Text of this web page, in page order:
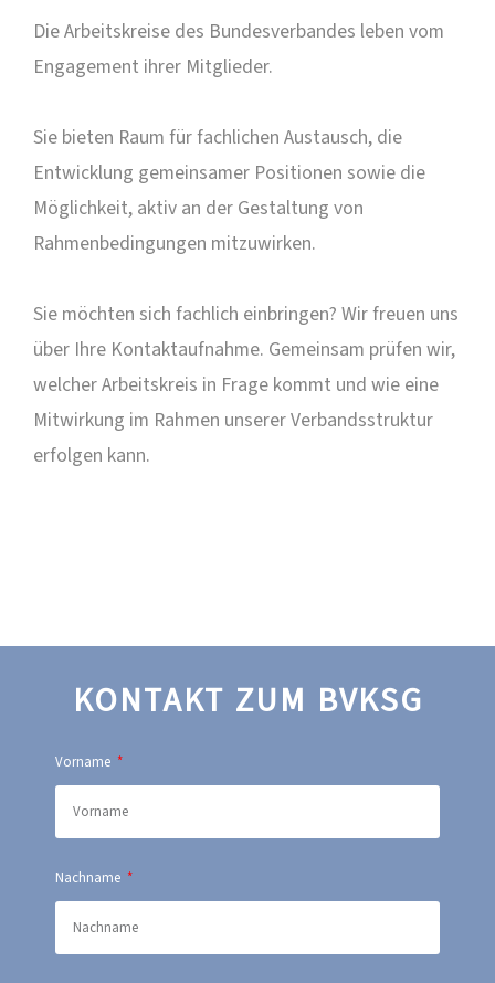
Die Arbeitskreise des Bundesverbandes leben vom
Engagement ihrer Mitglieder.
Sie bieten Raum für fachlichen Austausch, die
Entwicklung gemeinsamer Positionen sowie die
Möglichkeit, aktiv an der Gestaltung von
Rahmenbedingungen mitzuwirken.
Sie möchten sich fachlich einbringen? Wir freuen uns
über Ihre Kontaktaufnahme. Gemeinsam prüfen wir,
welcher Arbeitskreis in Frage kommt und wie eine
Mitwirkung im Rahmen unserer Verbandsstruktur
erfolgen kann.
KONTAKT ZUM BVKSG
Vorname
Nachname